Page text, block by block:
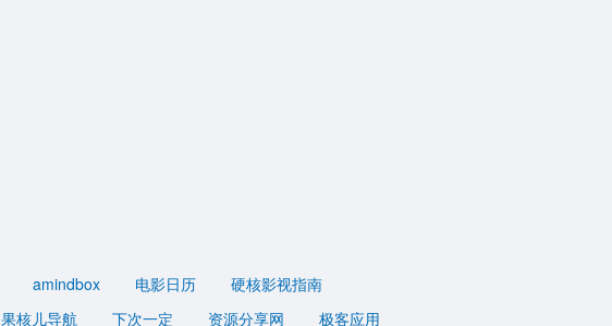
amindbox 电影日历
硬核影视指南
果核儿导航 下次一定 资源分享网 极客应用